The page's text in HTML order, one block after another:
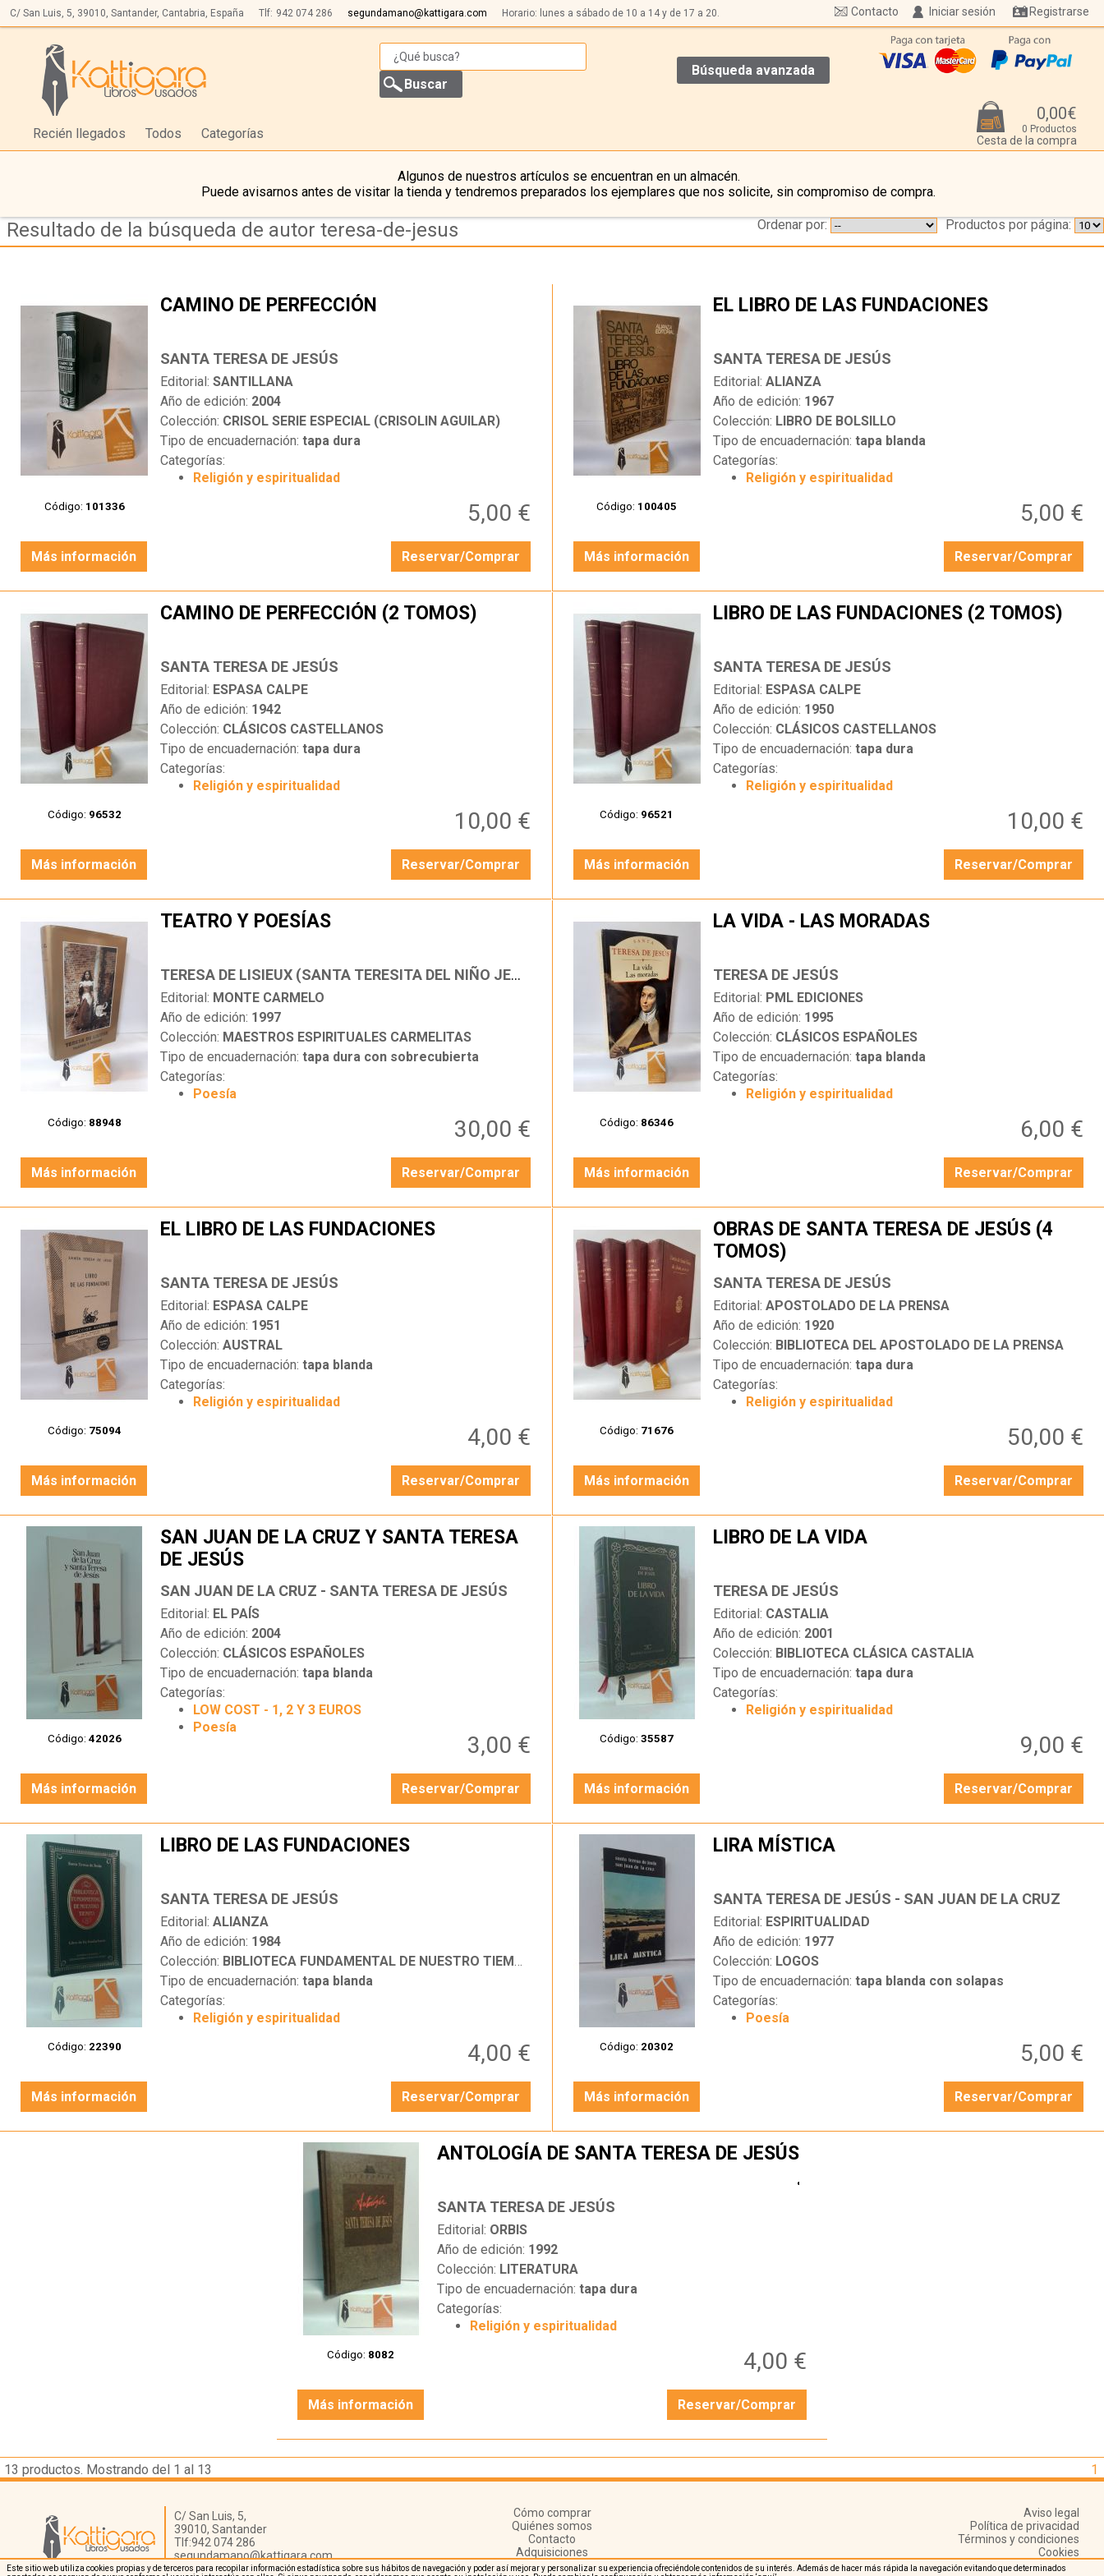
Este sitio web utiliza cookies propias y de terceros para recopilar información estadística sobre sus hábitos de navegación y poder así mejorar y personalizar su experiencia ofreciéndole contenidos de su interés. Además de hacer más rápida la navegación evitando que determinados
C/ San Luis, 5, 39010, Santander, Cantabria, España Tlf: 942 074 286 segundamano@kattigara.com Horario: lunes a sábado de 10 a 14 y de 17 a 20. Iniciar sesión Registrarse
Contacto
Búsqueda avanzada
Recién llegados Todos Categorías
0,00€
0 Productos
Cesta de la compra
Algunos de nuestros artículos se encuentran en un almacén.
Puede avisarnos antes de visitar la tienda y tendremos preparados los ejemplares que nos solicite, sin compromiso de compra.
Resultado de la búsqueda de autor teresa-de-jesus Productos por página:
Ordenar por:
Código: 101336
CAMINO DE PERFECCIÓN
SANTA TERESA DE JESÚS
Editorial:SANTILLANA
Año de edición: 2004
Colección: CRISOL SERIE ESPECIAL (CRISOLIN AGUILAR)
Tipo de encuadernación:tapa dura
Categorías:
Religión y espiritualidad
5,00 €
Más información Reservar/Comprar
Código: 100405
EL LIBRO DE LAS FUNDACIONES
SANTA TERESA DE JESÚS
Editorial: ALIANZA
Año de edición: 1967
Colección: LIBRO DE BOLSILLO
Tipo de encuadernación: tapa blanda
Categorías:
Religión y espiritualidad
5,00 €
Más información Reservar/Comprar
Código: 96532
CAMINO DE PERFECCIÓN (2 TOMOS)
SANTA TERESA DE JESÚS
Editorial: ESPASA CALPE
Año de edición: 1942
Colección: CLÁSICOS CASTELLANOS
Tipo de encuadernación:tapa dura
Categorías:
Religión y espiritualidad
10,00 €
Más información Reservar/Comprar
Código: 96521
LIBRO DE LAS FUNDACIONES (2 TOMOS)
SANTA TERESA DE JESÚS
Editorial: ESPASA CALPE
Año de edición: 1950
Colección: CLÁSICOS CASTELLANOS
Tipo de encuadernación: tapa dura
Categorías:
Religión y espiritualidad
10,00 €
Más información Reservar/Comprar
Código: 88948
TEATRO Y POESÍAS
TERESA DE LISIEUX (SANTA TERESITA DEL NIÑO JESÚS)
Editorial: MONTE CARMELO
Año de edición: 1997
Colección: MAESTROS ESPIRITUALES CARMELITAS
Tipo de encuadernación:tapa dura con sobrecubierta
Categorías:
Poesía
30,00 €
Más información Reservar/Comprar
Código: 86346
LA VIDA - LAS MORADAS
TERESA DE JESÚS
Editorial: PML EDICIONES
Año de edición: 1995
Colección: CLÁSICOS ESPAÑOLES
Tipo de encuadernación: tapa blanda
Categorías:
Religión y espiritualidad
6,00 €
Más información Reservar/Comprar
Código: 75094
EL LIBRO DE LAS FUNDACIONES
SANTA TERESA DE JESÚS
Editorial: ESPASA CALPE
Año de edición: 1951
Colección:AUSTRAL
Tipo de encuadernación:tapa blanda
Categorías:
Religión y espiritualidad
4,00 €
Más información Reservar/Comprar
Código: 71676
OBRAS DE SANTA TERESA DE JESÚS (4
TOMOS)
SANTA TERESA DE JESÚS
Editorial: APOSTOLADO DE LA PRENSA
Año de edición: 1920
Colección: BIBLIOTECA DEL APOSTOLADO DE LA PRENSA
Tipo de encuadernación: tapa dura
Categorías:
Religión y espiritualidad
50,00 €
Más información Reservar/Comprar
Código: 42026
SAN JUAN DE LA CRUZ Y SANTA TERESA
DE JESÚS
SAN JUAN DE LA CRUZ - SANTA TERESA DE JESÚS
Editorial: EL PAÍS
Año de edición: 2004
Colección: CLÁSICOS ESPAÑOLES
Tipo de encuadernación:tapa blanda
Categorías:
LOW COST - 1, 2 Y 3 EUROS
Poesía
3,00 €
Más información Reservar/Comprar
Código:35587
LIBRO DE LA VIDA
TERESA DE JESÚS
Editorial: CASTALIA
Año de edición: 2001
Colección: BIBLIOTECA CLÁSICA CASTALIA
Tipo de encuadernación: tapa dura
Categorías:
Religión y espiritualidad
9,00 €
Más información Reservar/Comprar
Código: 22390
LIBRO DE LAS FUNDACIONES
SANTA TERESA DE JESÚS
Editorial:ALIANZA
Año de edición: 1984
Colección: BIBLIOTECA FUNDAMENTAL DE NUESTRO TIEMPO
Tipo de encuadernación:tapa blanda
Categorías:
Religión y espiritualidad
4,00 €
Más información Reservar/Comprar
Código: 20302
LIRA MÍSTICA
SANTA TERESA DE JESÚS - SAN JUAN DE LA CRUZ
Editorial: ESPIRITUALIDAD
Año de edición: 1977
Colección: LOGOS
Tipo de encuadernación: tapa blanda con solapas
Categorías:
Poesía
5,00 €
Más información Reservar/Comprar
Código: 8082
ANTOLOGÍA DE SANTA TERESA DE JESÚS
…
SANTA TERESA DE JESÚS
Editorial: ORBIS
Año de edición: 1992
Colección: LITERATURA
Tipo de encuadernación: tapa dura
Categorías:
Religión y espiritualidad
4,00 €
Más información Reservar/Comprar
13 productos. Mostrando del 1 al 13 1
Librería Kattigara
C/ San Luis, 5,
39010, Santander
Tlf:942 074 286
segundamano@kattigara.com
Cómo comprar
Quiénes somos
Contacto
Adquisiciones
Aviso legal
Política de privacidad
Términos y condiciones
Cookies